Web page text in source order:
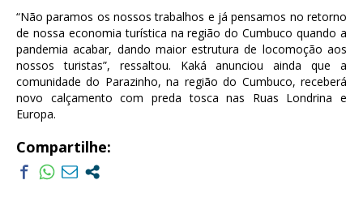
“Não paramos os nossos trabalhos e já pensamos no retorno
de nossa economia turística na região do Cumbuco quando a
pandemia acabar, dando maior estrutura de locomoção aos
nossos turistas”, ressaltou. Kaká anunciou ainda que a
comunidade do Parazinho, na região do Cumbuco, receberá
novo calçamento com preda tosca nas Ruas Londrina e
Europa.
Compartilhe: